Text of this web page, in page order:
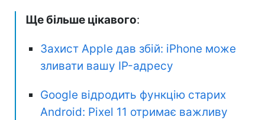
Ще більше цікавого:
Захист Apple дав збій: iPhone може
зливати вашу IP-адресу
Google відродить функцію старих
Android: Pixel 11 отримає важливу